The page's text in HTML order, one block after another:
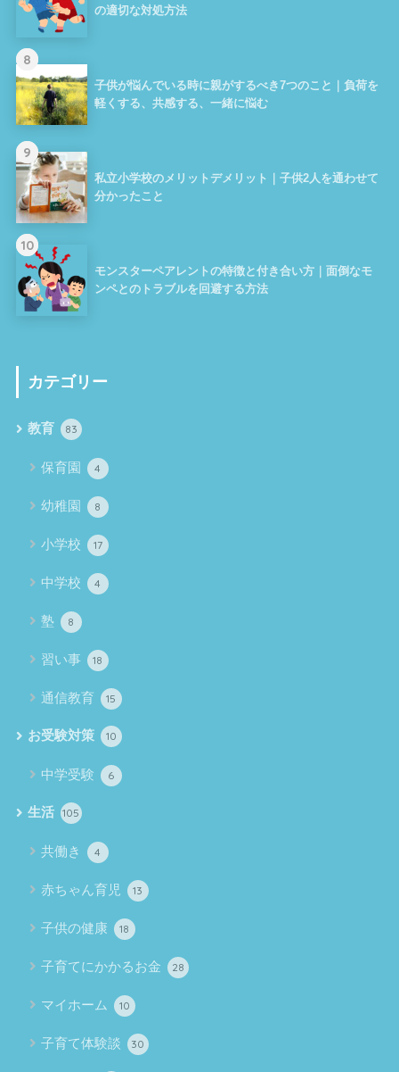
の適切な対処方法
8
子供が悩んでいる時に親がするべき7つのこと｜負荷を
軽くする、共感する、一緒に悩む
9
私立小学校のメリットデメリット｜子供2人を通わせて
分かったこと
10
モンスターペアレントの特徴と付き合い方｜面倒なモ
ンペとのトラブルを回避する方法
カテゴリー
教育 83
保育園 4
幼稚園 8
小学校 17
中学校 4
塾 8
習い事 18
通信教育 15
お受験対策 10
中学受験 6
生活 105
共働き 4
赤ちゃん育児 13
子供の健康 18
子育てにかかるお金 28
マイホーム 10
子育て体験談 30